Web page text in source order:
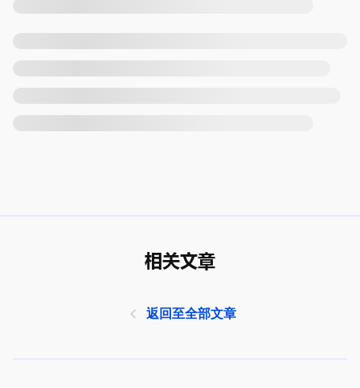
相关文章
返回至全部文章